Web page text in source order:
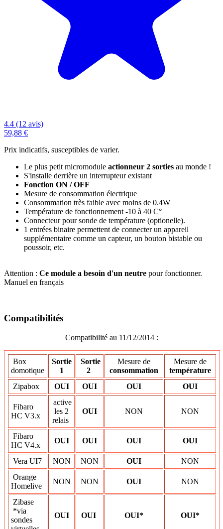
4.4 (12 avis)
59,88 €
Prix indicatifs, susceptibles de varier.
Le plus petit micromodule actionneur 2 sorties au monde !
S'installe derrière un interrupteur existant
Fonction ON / OFF
Mesure de consommation électrique
Consommation très faible avec moins de 0.4W
Température de fonctionnement -10 à 40 C°
Connecteur pour sonde de température (optionelle).
1 entrées binaire permettent de connecter un appareil
supplémentaire comme un capteur, un bouton bistable ou
poussoir, etc.
Attention : Ce module a besoin d'un neutre pour fonctionner.
Manuel en français
Compatibilités
Compatibilité au 11/12/2014 :
Box
domotique
Sortie
1
Sortie
2
Mesure de
consommation
Mesure de
température
Zipabox
OUI OUI OUI OUI
Fibaro
HC V3.x
active
les 2
relais
OUI NON NON
Fibaro
HC V4.x
OUI OUI OUI OUI
Vera UI7 NON NON OUI
NON
Orange
Homelive
NON NON OUI NON
Zibase
*via
sondes
OUI OUI OUI* OUI*